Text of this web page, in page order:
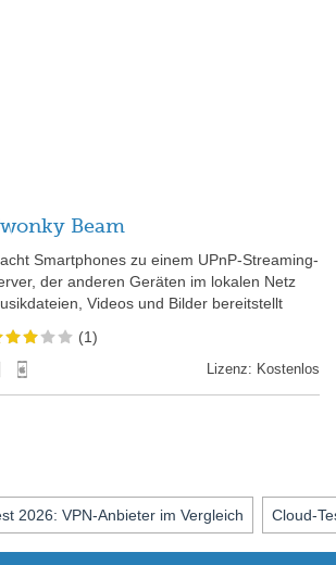
Beam
Smartphones zu einem UPnP-Streaming-
der anderen Geräten im lokalen Netz
Videos und Bilder bereitstellt
(1)
Lizenz: Kostenlos
2026: VPN-Anbieter im Vergleich Cloud-